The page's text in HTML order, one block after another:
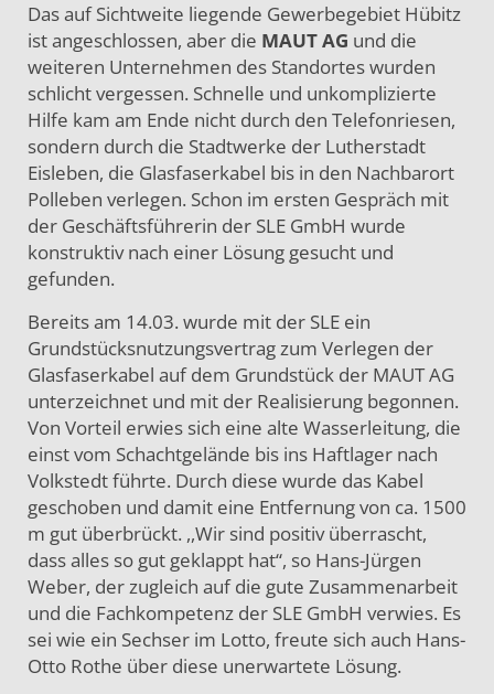
Das auf Sichtweite liegende Gewerbegebiet Hübitz
ist angeschlossen, aber die MAUT AG und die
weiteren Unternehmen des Standortes wurden
schlicht vergessen. Schnelle und unkomplizierte
Hilfe kam am Ende nicht durch den Telefonriesen,
sondern durch die Stadtwerke der Lutherstadt
Eisleben, die Glasfaserkabel bis in den Nachbarort
Polleben verlegen. Schon im ersten Gespräch mit
der Geschäftsführerin der SLE GmbH wurde
konstruktiv nach einer Lösung gesucht und
gefunden.
Bereits am 14.03. wurde mit der SLE ein
Grundstücksnutzungsvertrag zum Verlegen der
Glasfaserkabel auf dem Grundstück der MAUT AG
unterzeichnet und mit der Realisierung begonnen.
Von Vorteil erwies sich eine alte Wasserleitung, die
einst vom Schachtgelände bis ins Haftlager nach
Volkstedt führte. Durch diese wurde das Kabel
geschoben und damit eine Entfernung von ca. 1500
m gut überbrückt. ,,Wir sind positiv überrascht,
dass alles so gut geklappt hat“, so Hans-Jürgen
Weber, der zugleich auf die gute Zusammenarbeit
und die Fachkompetenz der SLE GmbH verwies. Es
sei wie ein Sechser im Lotto, freute sich auch Hans-
Otto Rothe über diese unerwartete Lösung.